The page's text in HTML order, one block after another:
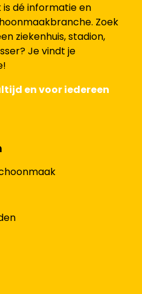
dé informatie en
Zoek
ziekenhuis, stadion,
Je vindt je
en voor iedereen